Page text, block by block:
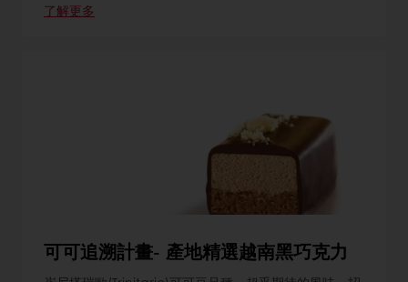
了解更多
可可追溯計畫- 產地精選越南黑巧克力